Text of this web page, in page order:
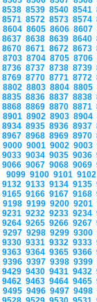
8538 8539 8540 8541
8571 8572 8573 8574
8604 8605 8606 8607
8637 8638 8639 8640
8670 8671 8672 8673
8703 8704 8705 8706
8736 8737 8738 8739
8769 8770 8771 8772
8802 8803 8804 8805
8835 8836 8837 8838
8868 8869 8870 8871
8901 8902 8903 8904
8934 8935 8936 8937
8967 8968 8969 8970
9000 9001 9002 9003
9033 9034 9035 9036
9066 9067 9068 9069
9099 9100 9101 9102
9132 9133 9134 9135
9165 9166 9167 9168
9198 9199 9200 9201
9231 9232 9233 9234
9264 9265 9266 9267
9297 9298 9299 9300
9330 9331 9332 9333
9363 9364 9365 9366
9396 9397 9398 9399
9429 9430 9431 9432
9462 9463 9464 9465
9495 9496 9497 9498